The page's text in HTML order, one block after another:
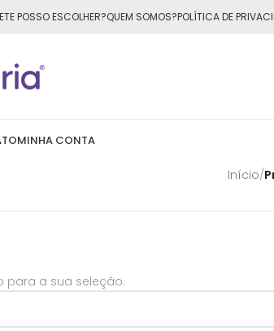
o Brasil nas compras acima de R$50,00
POSSO ESCOLHER?QUEM SOMOS?POLÍTICA DE
MINHA CONTA
Início/
para a sua seleção.